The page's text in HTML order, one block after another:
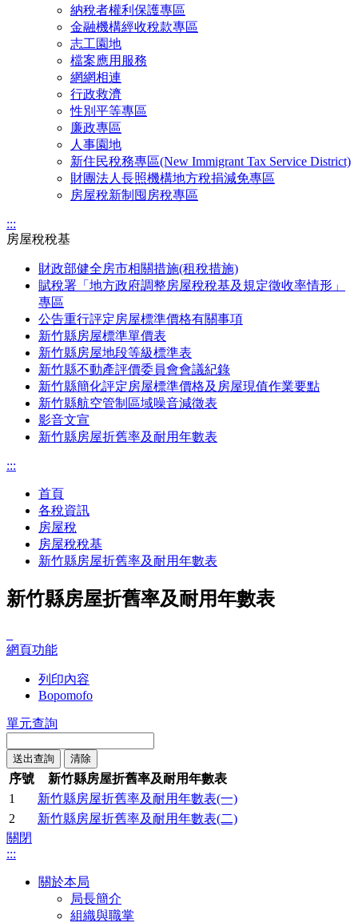
納稅者權利保護專區
金融機構經收稅款專區
志工園地
檔案應用服務
網網相連
行政救濟
性別平等專區
廉政專區
人事園地
新住民稅務專區(New Immigrant Tax Service District)
財團法人長照機構地方稅捐減免專區
房屋稅新制囤房稅專區
:::
房屋稅稅基
財政部健全房市相關措施(租稅措施)
賦稅署「地方政府調整房屋稅稅基及規定徵收率情形」
專區
公告重行評定房屋標準價格有關事項
新竹縣房屋標準單價表
新竹縣房屋地段等級標準表
新竹縣不動產評價委員會會議紀錄
新竹縣簡化評定房屋標準價格及房屋現值作業要點
新竹縣航空管制區域噪音減徵表
影音文宣
新竹縣房屋折舊率及耐用年數表
:::
首頁
各稅資訊
房屋稅
房屋稅稅基
新竹縣房屋折舊率及耐用年數表
新竹縣房屋折舊率及耐用年數表
網頁功能
列印內容
Bopomofo
單元查詢
序號
新竹縣房屋折舊率及耐用年數表
1
新竹縣房屋折舊率及耐用年數表(一)
2
新竹縣房屋折舊率及耐用年數表(二)
關閉
:::
關於本局
局長簡介
組織與職掌